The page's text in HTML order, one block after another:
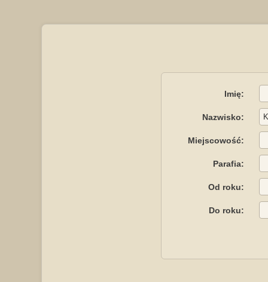
Imię:
Nazwisko:
Miejscowość:
Parafia:
Od roku:
Do roku: